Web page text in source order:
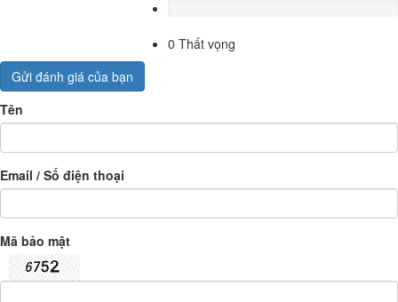
0 Thất vọng
Gửi đánh giá của bạn
Tên
Email / Số điện thoại
Mã bảo mật